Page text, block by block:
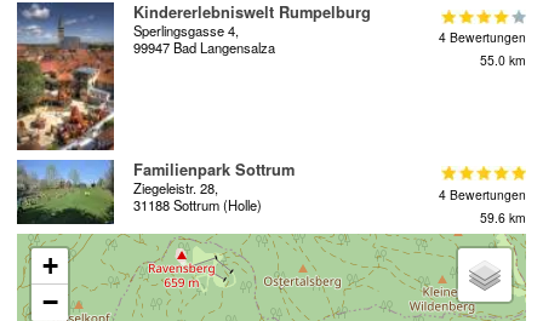
Kindererlebniswelt Rumpelburg
Sperlingsgasse 4,
99947 Bad Langensalza
4 Bewertungen
55.0 km
Familienpark Sottrum
Ziegeleistr. 28,
31188 Sottrum (Holle)
4 Bewertungen
59.6 km
+
−